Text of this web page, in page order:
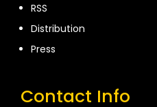
RSS
Distribution
Press
Contact Info